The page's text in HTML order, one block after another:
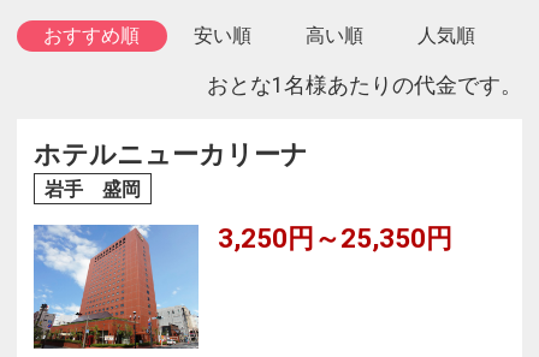
おすすめ順 安い順 高い順 人気順
おとな1名様あたりの代金です。
ホテルニューカリーナ
岩手 盛岡
3,250円～25,350円